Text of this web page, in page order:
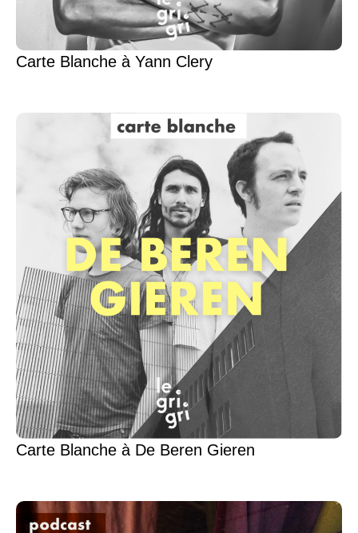
Carte Blanche à Yann Clery
Carte Blanche à De Beren Gieren